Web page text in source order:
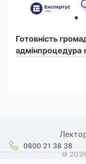
Готовність
адмінпроцедура
0800 21 38 38
©